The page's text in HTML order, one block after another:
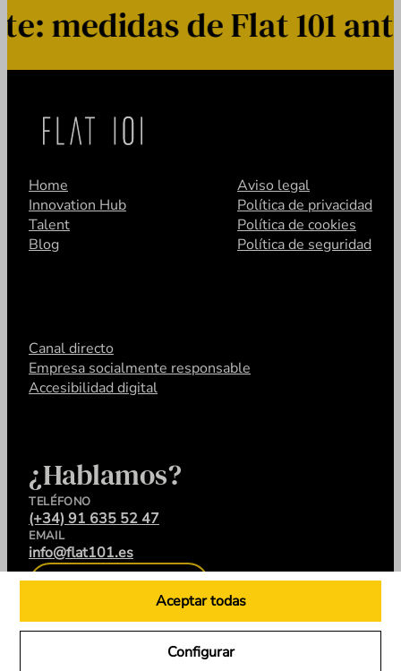
Configurar
Aceptar todas
medidas de Flat 101
Home
Innovation Hub
Talent
Blog
Aviso legal
Política de privacidad
Política de cookies
Política de seguridad
Canal directo
Empresa socialmente responsable
Accesibilidad digital
¿Hablamos?
TELÉFONO
(+34) 91 635 52 47
EMAIL
info@flat101.es
CONTACTA